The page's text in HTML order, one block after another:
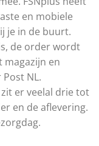
en mobiele
je in de buurt.
de order wordt
magazijn en
NL.
er veelal drie tot
en de aflevering.